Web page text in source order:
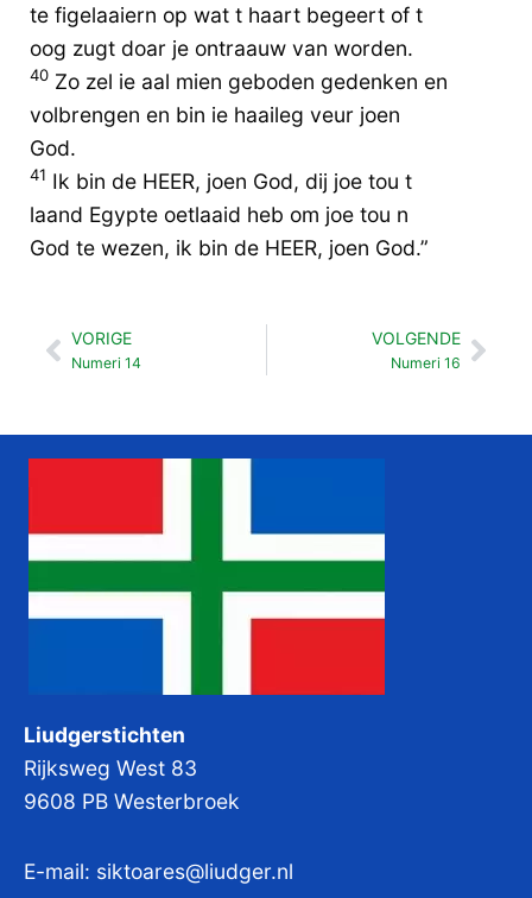
te figelaaiern op wat t haart begeert of t
oog zugt doar je ontraauw van worden.
40 Zo zel ie aal mien geboden gedenken en
volbrengen en bin ie haaileg veur joen
God.
41 Ik bin de HEER, joen God, dij joe tou t
laand Egypte oetlaaid heb om joe tou n
God te wezen, ik bin de HEER, joen God.”
Vorige
VORIGE
Numeri 14
VOLGENDE
Numeri 16
Liudgerstichten
Rijksweg West 83
9608 PB Westerbroek
E-mail: siktoares@liudger.nl